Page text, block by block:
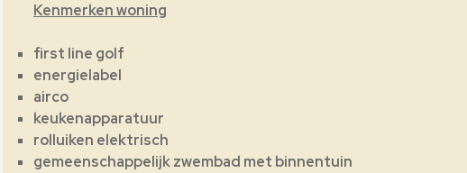
Kenmerken woning
first line golf
energielabel
airco
keukenapparatuur
rolluiken elektrisch
gemeenschappelijk zwembad met binnentuin